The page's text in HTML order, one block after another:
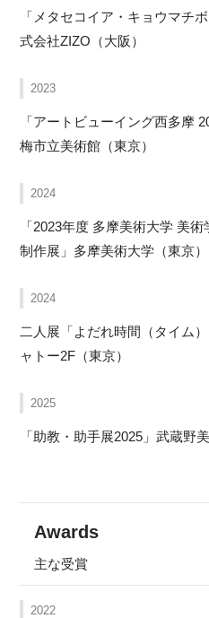
「メタセコイア・キョウマチ
式会社ZIZO（大阪）
2023
「アートビューイング西多摩
梅市立美術館（東京）
2024
「2023年度 多摩美術大学 美
制作展」多摩美術大学（東京）
2024
二人展「よだれ時間（タイム
ャトー2F（東京）
2025
「助教・助手展2025」武蔵野
Awards
主な受賞
2022